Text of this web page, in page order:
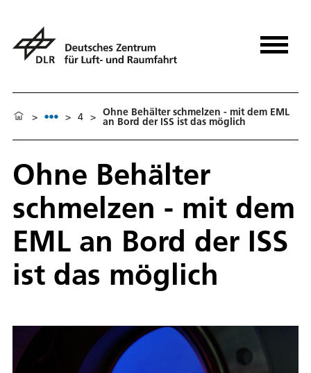
> > 4 > Ohne Behälter schmelzen - mit dem EML
an Bord der ISS ist das möglich
Ohne Behälter
schmelzen - mit dem
EML an Bord der ISS
ist das möglich